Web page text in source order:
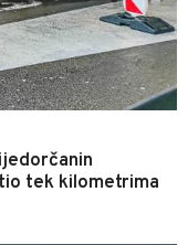
tek kilometrima